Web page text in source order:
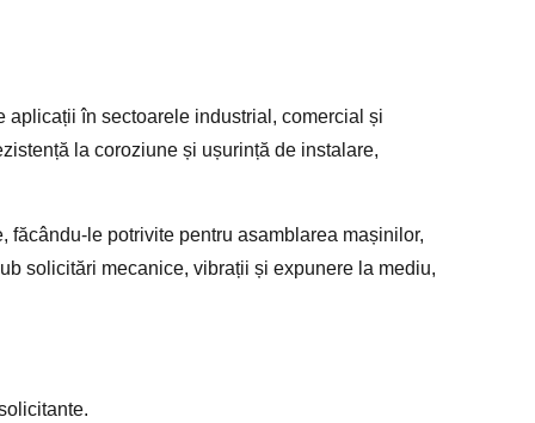
în sectoarele industrial, comercial și
la coroziune și ușurință de instalare,
le potrivite pentru asamblarea mașinilor,
solicitări mecanice, vibrații și expunere la mediu,